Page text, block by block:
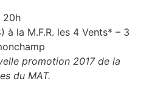
20h
à la M.F.R. les 4 Vents* – 3
promotion 2017 de la
du MAT.